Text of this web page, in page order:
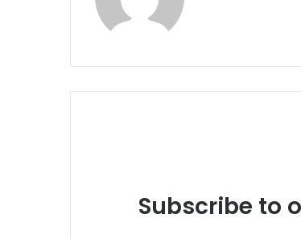
Subscribe to